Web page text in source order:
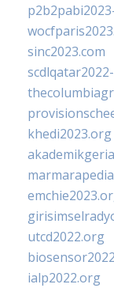
sinc2023.com
khedi2023.org
utcd2022.org
ialp2022.org